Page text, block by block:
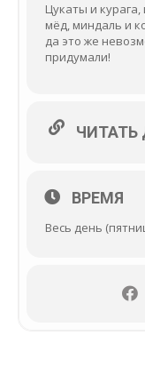
Цукаты и
мёд, миндаль и
да это же
придумали!
ЧИТАТЬ
ВРЕМЯ
Весь день